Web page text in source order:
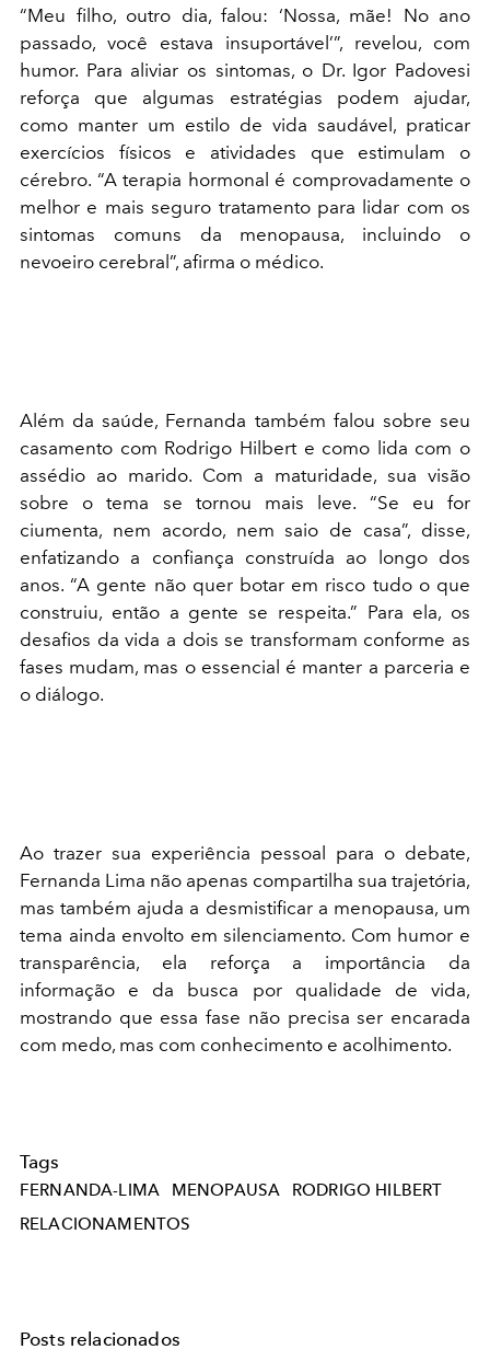
“Meu filho, outro dia, falou: ‘Nossa, mãe! No ano
passado, você estava insuportável’”, revelou, com
humor. Para aliviar os sintomas, o Dr. Igor Padovesi
reforça que algumas estratégias podem ajudar,
como manter um estilo de vida saudável, praticar
exercícios físicos e atividades que estimulam o
cérebro. “A terapia hormonal é comprovadamente o
melhor e mais seguro tratamento para lidar com os
sintomas comuns da menopausa, incluindo o
nevoeiro cerebral”, afirma o médico.
Além da saúde, Fernanda também falou sobre seu
casamento com Rodrigo Hilbert e como lida com o
assédio ao marido. Com a maturidade, sua visão
sobre o tema se tornou mais leve. “Se eu for
ciumenta, nem acordo, nem saio de casa”, disse,
enfatizando a confiança construída ao longo dos
anos. “A gente não quer botar em risco tudo o que
construiu, então a gente se respeita.” Para ela, os
desafios da vida a dois se transformam conforme as
fases mudam, mas o essencial é manter a parceria e
o diálogo.
Ao trazer sua experiência pessoal para o debate,
Fernanda Lima não apenas compartilha sua trajetória,
mas também ajuda a desmistificar a menopausa, um
tema ainda envolto em silenciamento. Com humor e
transparência, ela reforça a importância da
informação e da busca por qualidade de vida,
mostrando que essa fase não precisa ser encarada
com medo, mas com conhecimento e acolhimento.
Tags
FERNANDA-LIMA MENOPAUSA
RODRIGO HILBERT
RELACIONAMENTOS
Posts relacionados